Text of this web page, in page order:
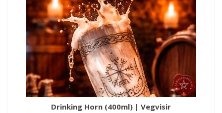
Drinking Horn (400ml) | Vegvisir